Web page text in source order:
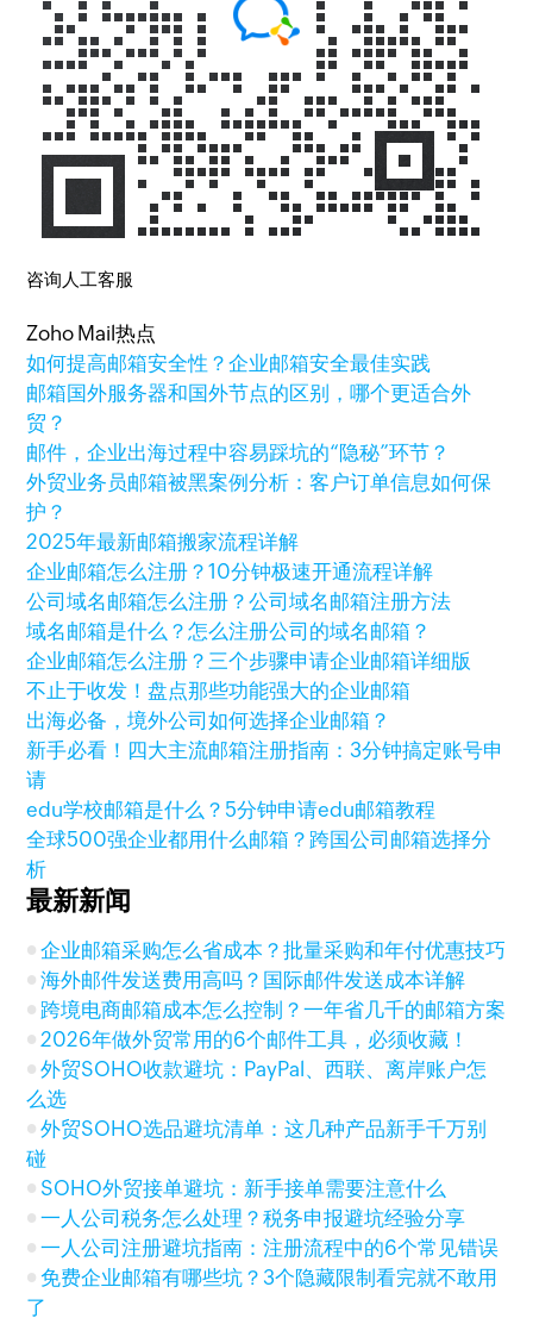
咨询人工客服
Zoho Mail热点
如何提高邮箱安全性？企业邮箱安全最佳实践
邮箱国外服务器和国外节点的区别，哪个更适合外
贸？
邮件，企业出海过程中容易踩坑的“隐秘”环节？
外贸业务员邮箱被黑案例分析：客户订单信息如何保
护？
2025年最新邮箱搬家流程详解
企业邮箱怎么注册？10分钟极速开通流程详解
公司域名邮箱怎么注册？公司域名邮箱注册方法
域名邮箱是什么？怎么注册公司的域名邮箱？
企业邮箱怎么注册？三个步骤申请企业邮箱详细版
不止于收发！盘点那些功能强大的企业邮箱
出海必备，境外公司如何选择企业邮箱？
新手必看！四大主流邮箱注册指南：3分钟搞定账号申
请
edu学校邮箱是什么？5分钟申请edu邮箱教程
全球500强企业都用什么邮箱？跨国公司邮箱选择分
析
最新新闻
企业邮箱采购怎么省成本？批量采购和年付优惠技巧
海外邮件发送费用高吗？国际邮件发送成本详解
跨境电商邮箱成本怎么控制？一年省几千的邮箱方案
2026年做外贸常用的6个邮件工具，必须收藏！
外贸SOHO收款避坑：PayPal、西联、离岸账户怎
么选
外贸SOHO选品避坑清单：这几种产品新手千万别
碰
SOHO外贸接单避坑：新手接单需要注意什么
一人公司税务怎么处理？税务申报避坑经验分享
一人公司注册避坑指南：注册流程中的6个常见错误
免费企业邮箱有哪些坑？3个隐藏限制看完就不敢用
了